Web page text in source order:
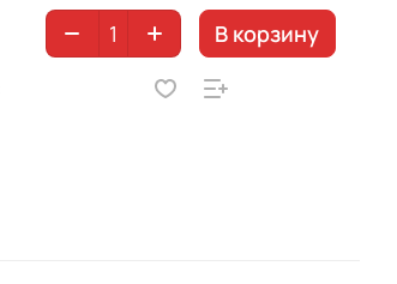
В корзину